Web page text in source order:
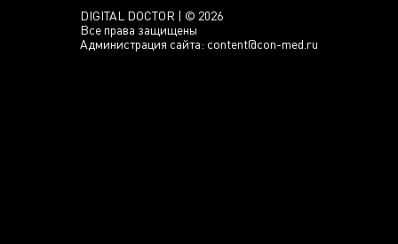
DIGITAL DOCTOR | © 2026
Все права защищены
Администрация сайта: content@con-med.ru